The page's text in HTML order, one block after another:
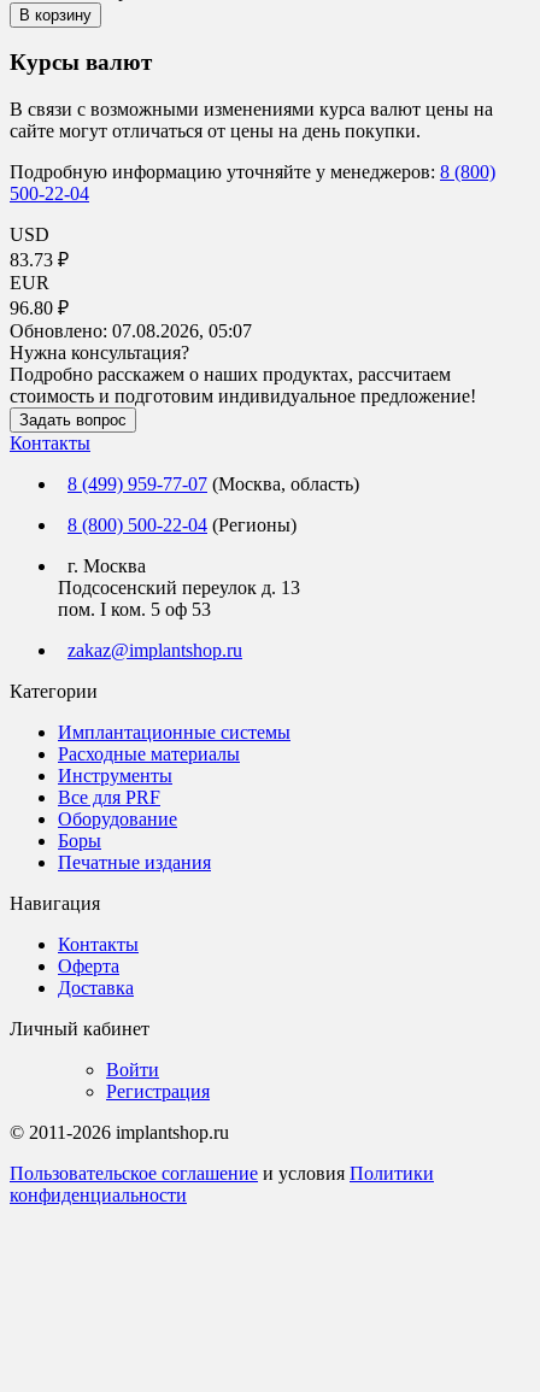
В корзину
Курсы валют
В связи с возможными изменениями курса валют цены на
сайте могут отличаться от цены на день покупки.
Подробную информацию уточняйте у менеджеров: 8 (800)
500-22-04
USD
83.73 ₽
EUR
96.80 ₽
Обновлено: 07.08.2026, 05:07
Нужна консультация?
Подробно расскажем о наших продуктах, рассчитаем
стоимость и подготовим индивидуальное предложение!
Задать вопрос
Контакты
8 (499) 959-77-07 (Москва, область)
8 (800) 500-22-04 (Регионы)
г. Москва
Подсосенский переулок д. 13
пом. I ком. 5 оф 53
zakaz@implantshop.ru
Категории
Имплантационные системы
Расходные материалы
Инструменты
Все для PRF
Оборудование
Боры
Печатные издания
Навигация
Контакты
Оферта
Доставка
Личный кабинет
Войти
Регистрация
© 2011-2026 implantshop.ru
Пользовательское соглашение и условия Политики
конфиденциальности